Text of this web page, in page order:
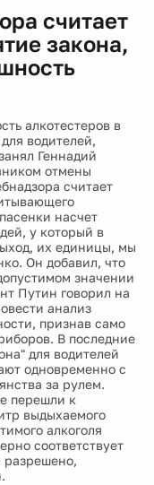
считает
закона,
алкотестеров в
водителей,
Геннадий
отмены
считает
насчет
у который в
их единицы, мы
Он добавил, что
значении
Путин говорил на
анализ
признав само
В последние
для водителей
одновременно с
за рулем.
перешли к
выдыхаемого
алкоголя
соответствует
разрешено,